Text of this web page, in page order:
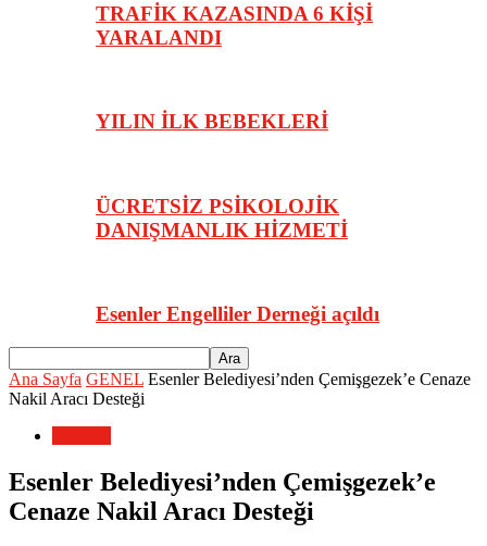
TRAFİK KAZASINDA 6 KİŞİ
YARALANDI
YILIN İLK BEBEKLERİ
ÜCRETSİZ PSİKOLOJİK
DANIŞMANLIK HİZMETİ
Esenler Engelliler Derneği açıldı
Ana Sayfa GENEL Esenler Belediyesi’nden Çemişgezek’e Cenaze
Nakil Aracı Desteği
Esenler Belediyesi’nden Çemişgezek’e
Cenaze Nakil Aracı Desteği